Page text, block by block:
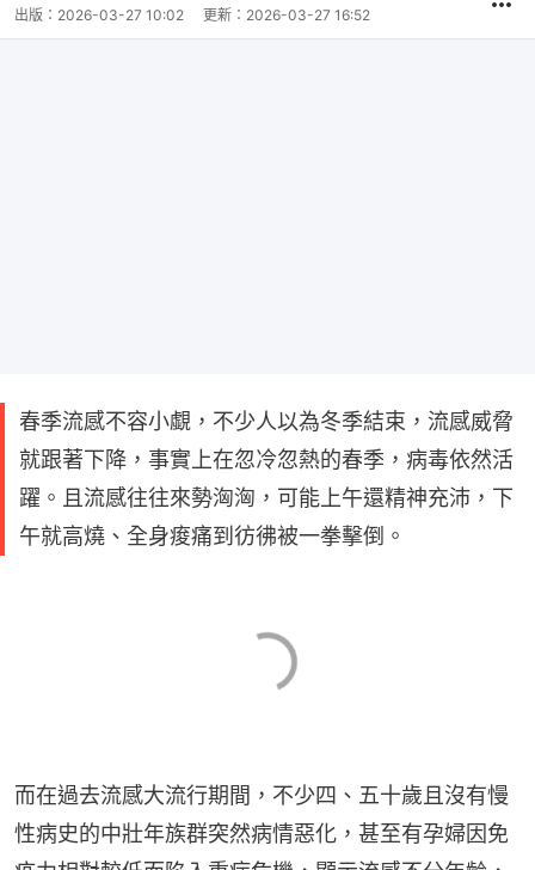
出版： 2026-03-27 10:02 更新： 2026-03-27 16:52
春季流感不容小覷，不少人以為冬季結束，流感威脅
就跟著下降，事實上在忽冷忽熱的春季，病毒依然活
躍。且流感往往來勢洶洶，可能上午還精神充沛，下
午就高燒、全身痠痛到彷彿被一拳擊倒。
而在過去流感大流行期間，不少四、五十歲且沒有慢
性病史的中壯年族群突然病情惡化，甚至有孕婦因免